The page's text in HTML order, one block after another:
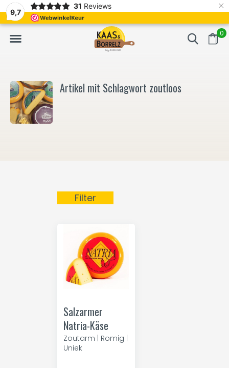
9,7
31 Reviews ×
0
Frisch geschnitten und vakuumverpackt. Meistens Lieferung
Artikel mit Schlagwort zoutloos
Filter
Salzarmer
Natria-Käse
Zoutarm | Romig |
Uniek